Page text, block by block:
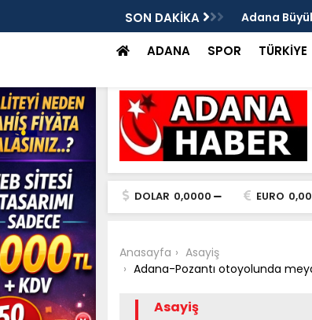
SON DAKİKA
bir iş yerinde, iş yeri sahibi ile genç
Adana
müdahale
ADANA SPOR TÜRKİYE
DOLAR 0,0000 EURO
Anasayfa
Asayiş
Adana-Pozantı otoyolunda
Asayiş